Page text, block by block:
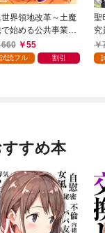
界領地改革～土魔
始める公共事業～
660 55
試読フル 割引
聖
究
婚
ラ
すめ本